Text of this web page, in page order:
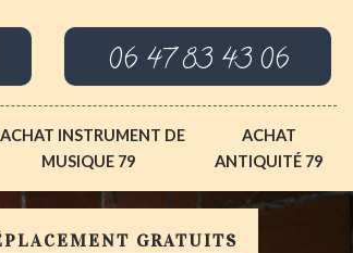
06 47 83 43 06
INSTRUMENT DE
MUSIQUE 79
ACHAT
ANTIQUITÉ 79
GRATUITS